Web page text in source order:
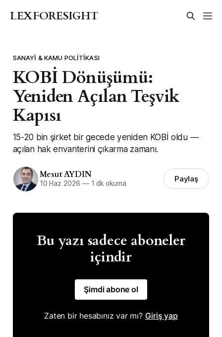
LEXFORESIGHT
SANAYI & KAMU POLITIKASI
KOBİ Dönüşümü:
Yeniden Açılan Teşvik
Kapısı
15-20 bin şirket bir gecede yeniden KOBİ oldu —
açılan hak envanterini çıkarma zamanı.
Mesut AYDIN
10 Haz 2026 —1 dk okuma Paylaş
Bu yazı sadece aboneler
içindir
Şimdi abone ol
Zaten bir hesabınız var mı? Giriş yap